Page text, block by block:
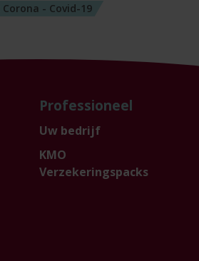
Corona - Covid-19
Professioneel
Uw bedrijf
KMO
Verzekeringspacks